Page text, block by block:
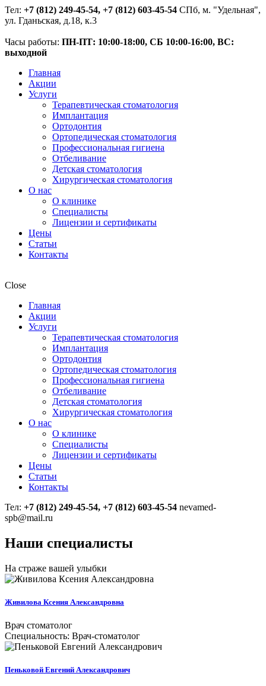
Тел: +7 (812) 249-45-54, +7 (812) 603-45-54 СПб, м. "Удельная",
ул. Гданьская, д.18, к.3
Часы работы: ПН-ПТ: 10:00-18:00, СБ 10:00-16:00, ВС:
выходной
Главная
Акции
Услуги
Терапевтическая стоматология
Имплантация
Ортодонтия
Ортопедическая стоматология
Профессиональная гигиена
Отбеливание
Детская стоматология
Хирургическая стоматология
О нас
О клинике
Специалисты
Лицензии и сертификаты
Цены
Статьи
Контакты
Close
Главная
Акции
Услуги
Терапевтическая стоматология
Имплантация
Ортодонтия
Ортопедическая стоматология
Профессиональная гигиена
Отбеливание
Детская стоматология
Хирургическая стоматология
О нас
О клинике
Специалисты
Лицензии и сертификаты
Цены
Статьи
Контакты
Тел: +7 (812) 249-45-54, +7 (812) 603-45-54 nevamed-
spb@mail.ru
Наши специалисты
На страже вашей улыбки
Живилова Ксения Александровна
Врач стоматолог
Специальность: Врач-стоматолог
Пеньковой Евгений Александрович